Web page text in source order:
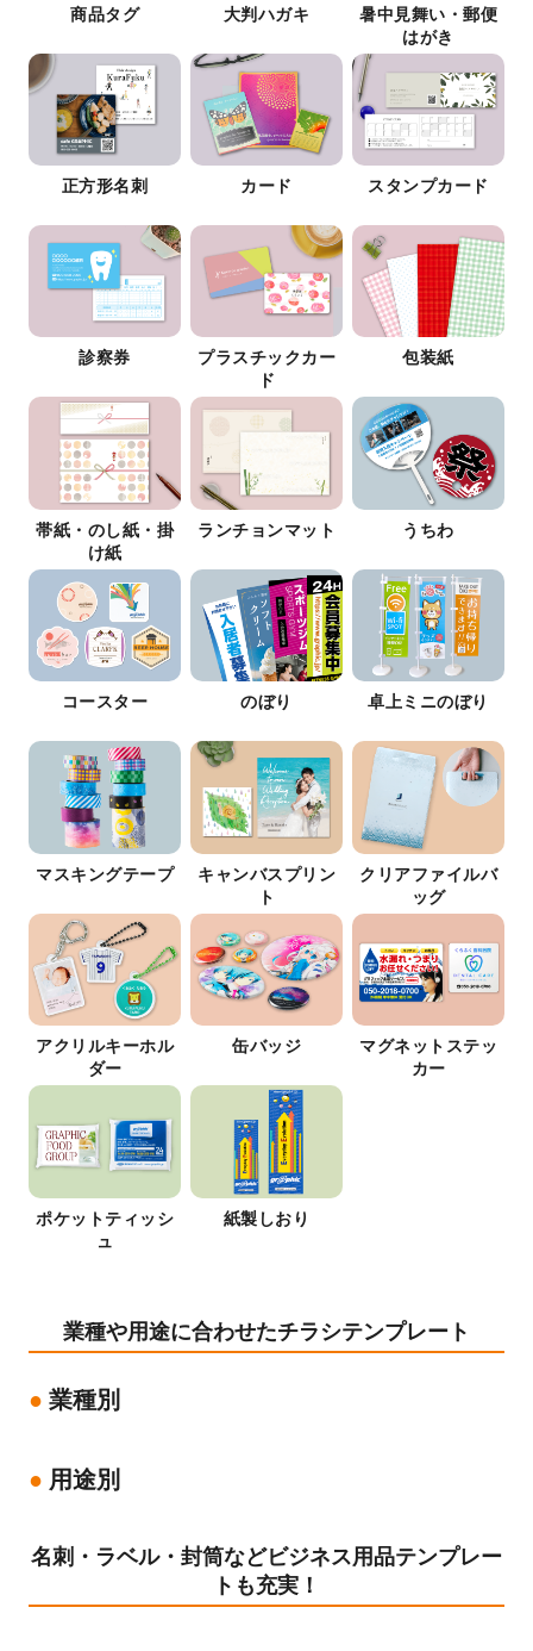
商品タグ 大判ハガキ
暑中見舞い・郵便
はがき
正方形名刺 カード スタンプカード
診察券
プラスチックカー
ド
包装紙
帯紙・のし紙・掛
け紙
ランチョンマット うちわ
コースター のぼり 卓上ミニのぼり
マスキングテープ
キャンバスプリン
ト
クリアファイルバ
ッグ
アクリルキーホル
ダー
缶バッジ
マグネットステッ
カー
ポケットティッシ
ュ
紙製しおり
業種や用途に合わせたチラシテンプレート
業種別
用途別
名刺・ラベル・封筒などビジネス用品テンプレー
トも充実！